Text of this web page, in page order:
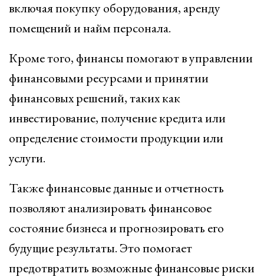
включая покупку оборудования, аренду
помещений и найм персонала.
Кроме того, финансы помогают в управлении
финансовыми ресурсами и принятии
финансовых решений, таких как
инвестирование, получение кредита или
определение стоимости продукции или
услуги.
Также финансовые данные и отчетность
позволяют анализировать финансовое
состояние бизнеса и прогнозировать его
будущие результаты. Это помогает
предотвратить возможные финансовые риски